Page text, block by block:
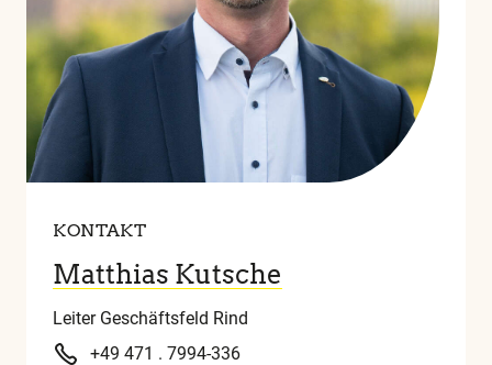
KONTAKT
Matthias Kutsche
Leiter Geschäftsfeld Rind
+49 471 . 7994-336